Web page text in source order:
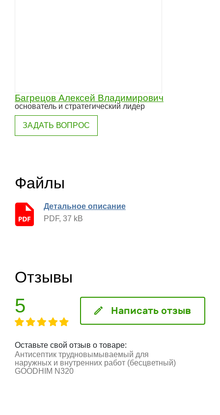
Багрецов Алексей Владимирович
основатель и стратегический лидер
ЗАДАТЬ ВОПРОС
Файлы
Детальное описание
PDF, 37 kB
Отзывы
5 Написать отзыв
Оставьте свой отзыв о товаре:
Антисептик трудновымываемый для
наружных и внутренних работ (бесцветный)
GOODHIM N320